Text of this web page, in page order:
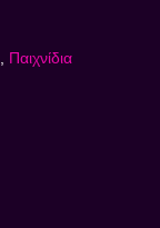
Παιχνίδια